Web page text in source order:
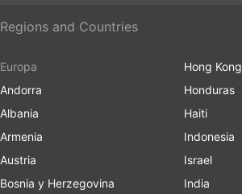
Regions and Countries
Europa
Andorra
Albania
Armenia
Austria
Bosnia y Herzegovina
Hong Kong
Honduras
Haiti
Indonesia
Israel
India